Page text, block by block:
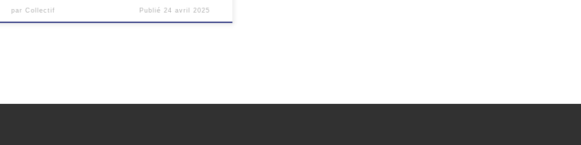
parCollectif Publié 24 avril 2025